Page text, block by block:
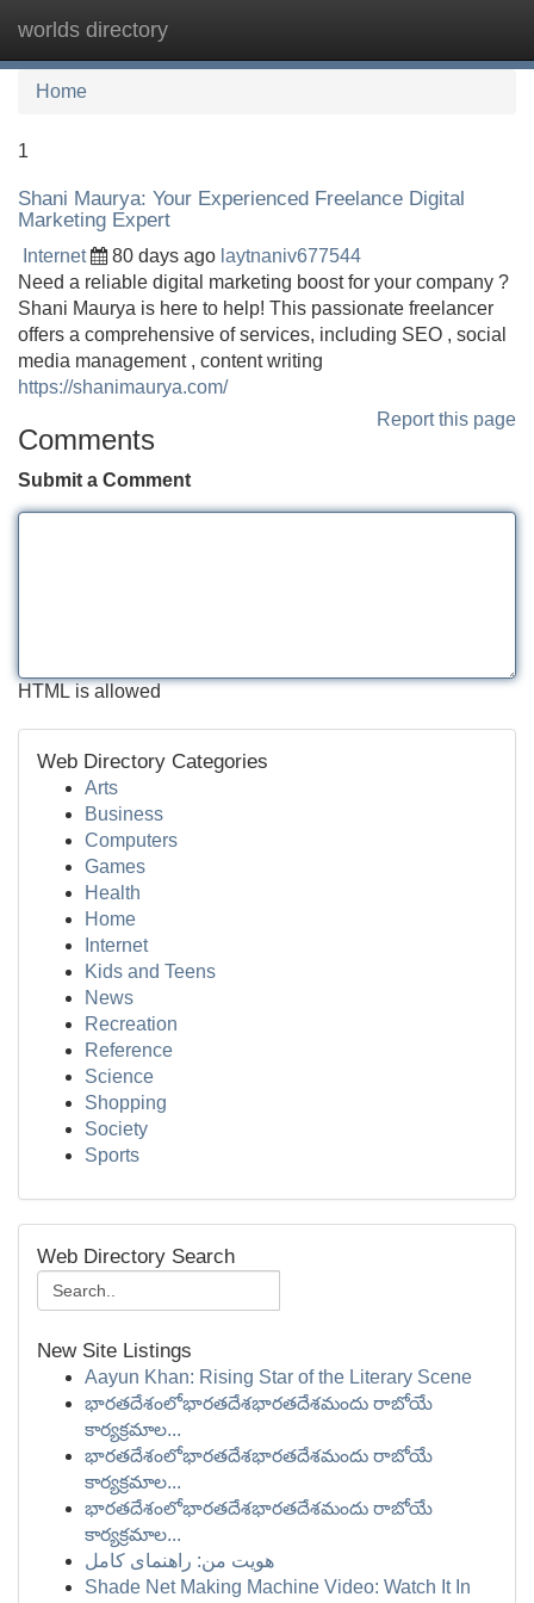
worlds directory
Home
1
Shani Maurya: Your Experienced Freelance Digital
Marketing Expert
Internet 80 days ago laytnaniv677544
Need a reliable digital marketing boost for your company ?
Shani Maurya is here to help! This passionate freelancer
offers a comprehensive of services, including SEO , social
media management , content writing
https://shanimaurya.com/
Report this page
Comments
Submit a Comment
HTML is allowed
Web Directory Categories
Arts
Business
Computers
Games
Health
Home
Internet
Kids and Teens
News
Recreation
Reference
Science
Shopping
Society
Sports
Web Directory Search
New Site Listings
Aayun Khan: Rising Star of the Literary Scene
భారతదేశంలోభారతదేశభారతదేశమందు రాబోయే
కార్యక్రమాల...
భారతదేశంలోభారతదేశభారతదేశమందు రాబోయే
కార్యక్రమాల...
భారతదేశంలోభారతదేశభారతదేశమందు రాబోయే
కార్యక్రమాల...
هویت من: راهنمای کامل
Shade Net Making Machine Video: Watch It In